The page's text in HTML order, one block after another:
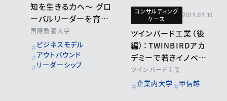
知を生きる力へ～ グロ
ーバルリーダーを育成
するリベラルアーツ
国際教養大学
ビジネスモデル
アウトバウンド
リーダーシップ
コンサルティング
ケース
2019.09.30
ツインバード工業（後
編）：TWINBIRDアカ
デミーで若きイノベー
ターの輩出へ
ツインバード工業
企業内大学 甲信越